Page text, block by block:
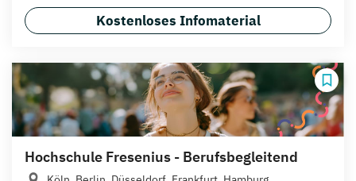
Kostenloses Infomaterial
Hochschule Fresenius - Berufsbegleitend